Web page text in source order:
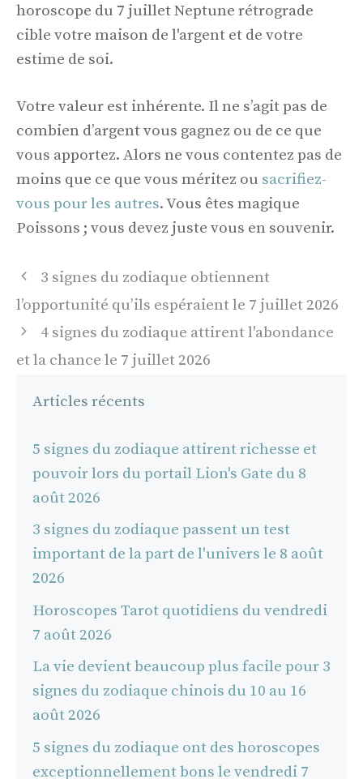
horoscope du 7 juillet Neptune rétrograde
cible votre maison de l'argent et de votre
estime de soi.
Votre valeur est inhérente. Il ne s’agit pas de
combien d’argent vous gagnez ou de ce que
vous apportez. Alors ne vous contentez pas de
moins que ce que vous méritez ou sacrifiez-
vous pour les autres. Vous êtes magique
Poissons ; vous devez juste vous en souvenir.
Navigation
des
3 signes du zodiaque obtiennent
l’opportunité qu’ils espéraient le 7 juillet 2026
4 signes du zodiaque attirent l'abondance
et la chance le 7 juillet 2026
Articles récents
5 signes du zodiaque attirent richesse et
pouvoir lors du portail Lion's Gate du 8
août 2026
3 signes du zodiaque passent un test
important de la part de l'univers le 8 août
2026
Horoscopes Tarot quotidiens du vendredi
7 août 2026
La vie devient beaucoup plus facile pour 3
signes du zodiaque chinois du 10 au 16
août 2026
5 signes du zodiaque ont des horoscopes
exceptionnellement bons le vendredi 7